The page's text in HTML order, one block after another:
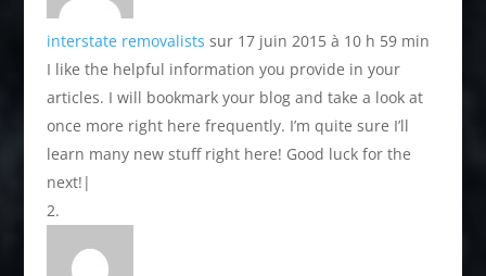
interstate removalists sur 17 juin 2015 à 10 h 59 min
I like the helpful information you provide in your
articles. I will bookmark your blog and take a look at
once more right here frequently. I’m quite sure I’ll
learn many new stuff right here! Good luck for the
next!|